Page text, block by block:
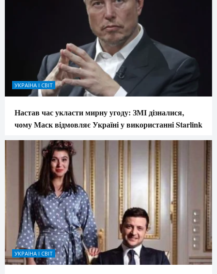
УКРАЇНА І СВІТ
Настав час укласти мирну угоду: ЗМІ дізналися,
чому Маск відмовляє Україні у використанні Starlink
УКРАЇНА І СВІТ